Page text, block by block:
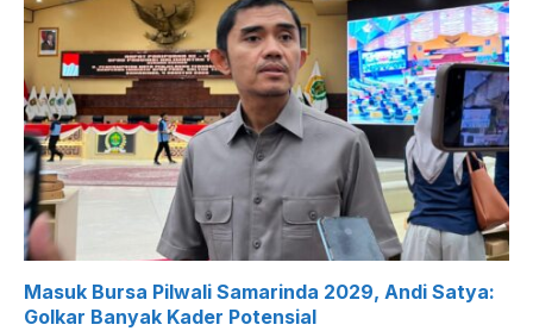
Masuk Bursa Pilwali Samarinda 2029, Andi Satya:
Golkar Banyak Kader Potensial